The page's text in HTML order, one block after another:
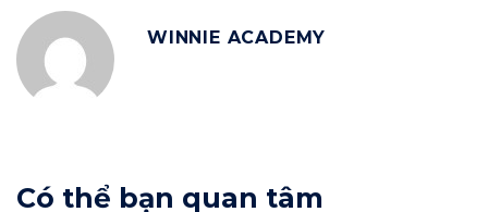
WINNIE ACADEMY
Có thể bạn quan tâm